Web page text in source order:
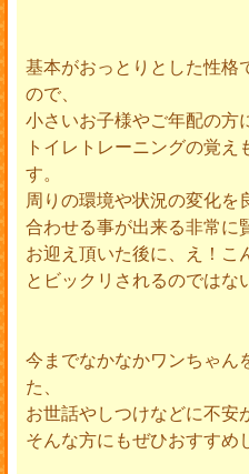
基本がおっとりとした性格
ので、
小さいお子様やご年配の方
トイレトレーニングの覚
す。
周りの環境や状況の変化を
合わせる事が出来る非常に
お迎え頂いた後に、え！こ
とビックリされるのではな
今までなかなかワンちゃん
た、
お世話やしつけなどに不安
そんな方にもぜひおすすめ